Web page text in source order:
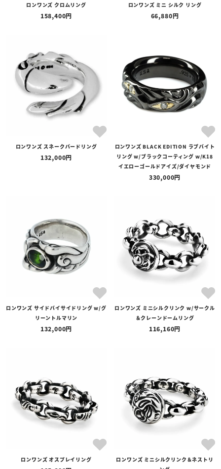
在庫あり
在庫なしを含む
ロンワンズ クロムリング
158,400
ロンワンズ ミニ シルク リング
66,880
ロンワンズ スネークバードリング
132,000
ロンワンズ BLACK EDITION ラブバイト
リング w/ブラックコーティング w/K18
イエローゴールドアイズ/ダイヤモンド
330,000
ロンワンズ サイドバイサイドリング w/グ
リーントルマリン
132,000
ロンワンズ ミニシルクリンク w/サークル
＆クレーンドームリング
116,160
ロンワンズ オスプレイリング
ロンワンズ ミニシルクリンク＆ネストリ